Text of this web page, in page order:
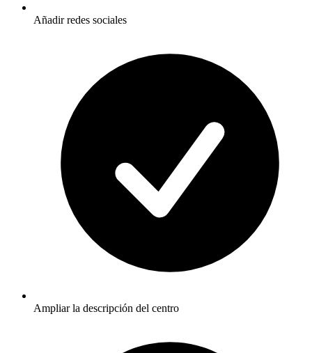
Añadir redes sociales
Ampliar la descripción del centro